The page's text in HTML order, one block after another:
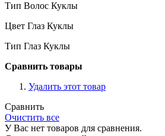
Тип Волос Куклы
Цвет Глаз Куклы
Тип Глаз Куклы
Сравнить товары
Удалить этот товар
Сравнить
Очистить все
У Вас нет товаров для сравнения.